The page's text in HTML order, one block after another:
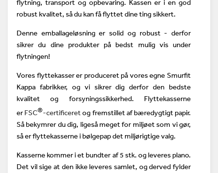
flytning, transport og opbevaring. Kassen er i en god
robust kvalitet, så du kan få flyttet dine ting sikkert.
Denne emballageløsning er solid og robust - derfor
sikrer du dine produkter på bedst mulig vis under
flytningen!
Vores flyttekasser er produceret på vores egne Smurfit
Kappa fabrikker, og vi sikrer dig derfor den bedste
kvalitet og forsyningssikkerhed. Flyttekasserne
erFSC®-certificeretog fremstillet af bæredygtigt papir.
Så bekymrer du dig, ligeså meget for miljøet som vi gør,
så er flyttekasserne i bølgepap det miljørigtige valg.
Kasserne kommer i et bundter af 5 stk. og leveres plano.
Det vil sige at den ikke leveres samlet, og derved fylder